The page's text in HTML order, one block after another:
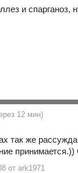
и
12 мин)
так же
от ark1971